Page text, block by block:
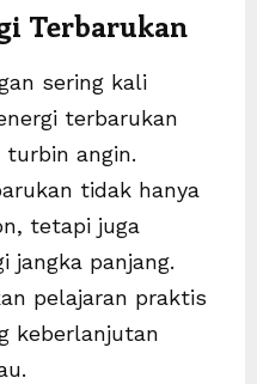
Terbarukan
sering kali
terbarukan
angin.
tidak hanya
tetapi juga
jangka panjang.
pelajaran praktis
keberlanjutan